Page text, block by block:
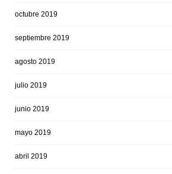
octubre 2019
septiembre 2019
agosto 2019
julio 2019
junio 2019
mayo 2019
abril 2019